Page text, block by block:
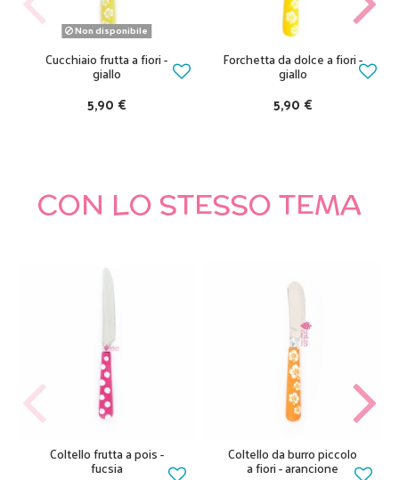
Non disponibile
Cucchiaio frutta a fiori -
giallo
5,90 €
Forchetta da dolce a fiori -
giallo
5,90 €
CON LO STESSO TEMA
Coltello frutta a pois -
fucsia
Coltello da burro piccolo
a fiori - arancione